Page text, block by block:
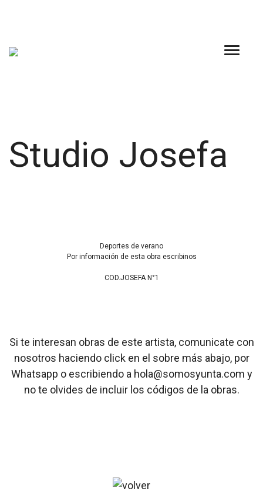
Studio Josefa
Deportes de verano
Por información de esta obra escribinos
COD.JOSEFA N°1
Si te interesan obras de este artista, comunicate con
nosotros haciendo click en el sobre más abajo, por
Whatsapp o escribiendo a hola@somosyunta.com y
no te olvides de incluir los códigos de la obras.